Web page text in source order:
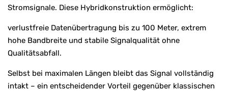
Stromsignale. Diese Hybridkonstruktion ermöglicht:
verlustfreie Datenübertragung bis zu 100 Meter, extrem
hohe Bandbreite und stabile Signalqualität ohne
Qualitätsabfall.
Selbst bei maximalen Längen bleibt das Signal vollständig
intakt – ein entscheidender Vorteil gegenüber klassischen